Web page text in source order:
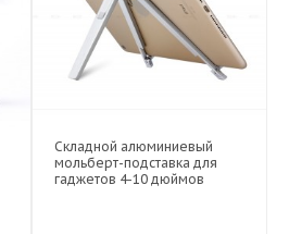
Складной алюминиевый
мольберт-подставка для
гаджетов 4-10 дюймов